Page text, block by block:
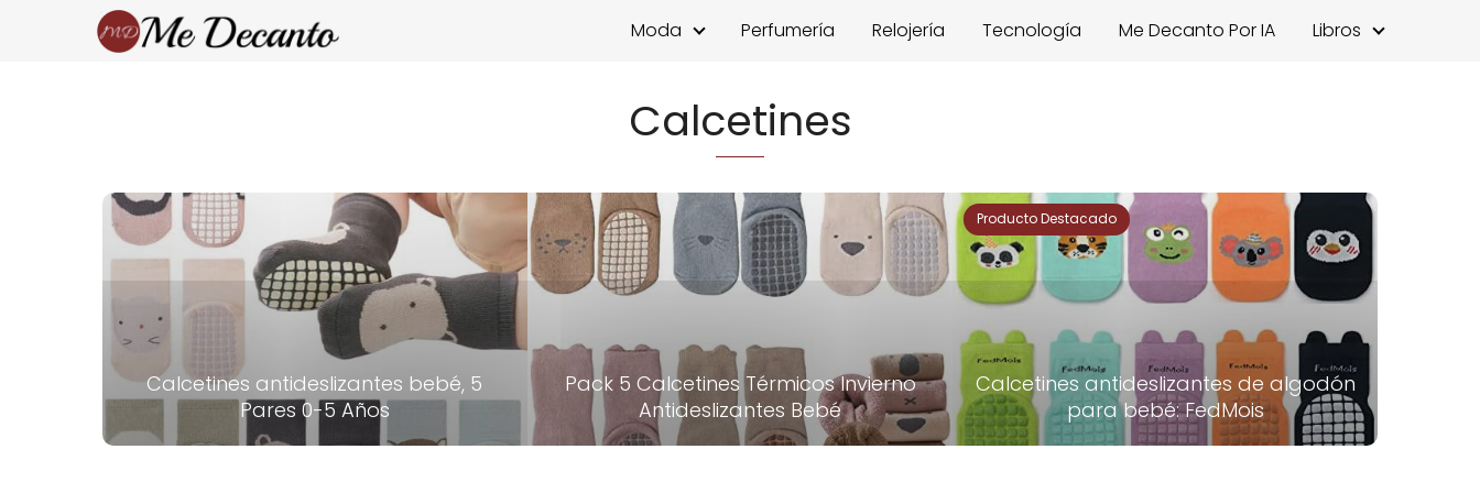
Moda Perfumería Relojería Tecnología Me Decanto Por IA Libros
Calcetines
Calcetines antideslizantes bebé, 5
Pares 0-5 Años
Pack 5 Calcetines Térmicos Invierno
Antideslizantes Bebé
Producto Destacado
Calcetines antideslizantes de algodón
para bebé: FedMois